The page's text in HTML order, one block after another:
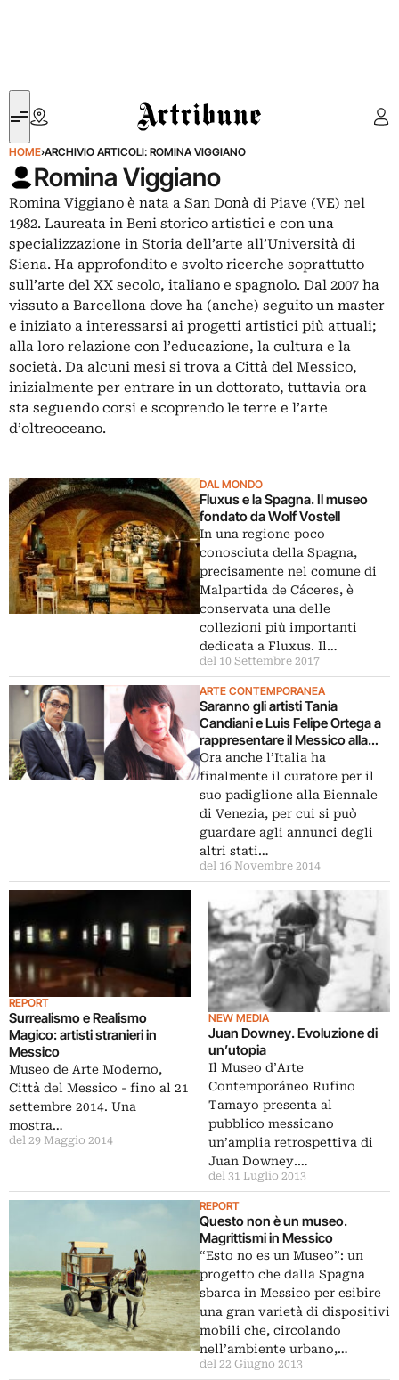
Artribune
HOME›ARCHIVIO ARTICOLI: ROMINA VIGGIANO
Romina Viggiano
Romina Viggiano è nata a San Donà di Piave (VE) nel
1982. Laureata in Beni storico artistici e con una
specializzazione in Storia dell’arte all’Università di
Siena. Ha approfondito e svolto ricerche soprattutto
sull’arte del XX secolo, italiano e spagnolo. Dal 2007 ha
vissuto a Barcellona dove ha (anche) seguito un master
e iniziato a interessarsi ai progetti artistici più attuali;
alla loro relazione con l’educazione, la cultura e la
società. Da alcuni mesi si trova a Città del Messico,
inizialmente per entrare in un dottorato, tuttavia ora
sta seguendo corsi e scoprendo le terre e l’arte
d’oltreoceano.
DAL MONDO
Fluxus e la Spagna. Il museo
fondato da Wolf Vostell
In una regione poco
conosciuta della Spagna,
precisamente nel comune di
Malpartida de Cáceres, è
conservata una delle
collezioni più importanti
dedicata a Fluxus. Il…
del 10 Settembre 2017
ARTE CONTEMPORANEA
Saranno gli artisti Tania
Candiani e Luis Felipe Ortega a
rappresentare il Messico alla
Biennale di Venezia 2015. Con
un progetto fra memoria e realtà
sociale
Ora anche l’Italia ha
finalmente il curatore per il
suo padiglione alla Biennale
di Venezia, per cui si può
guardare agli annunci degli
altri stati…
del 16 Novembre 2014
REPORT
Surrealismo e Realismo
Magico: artisti stranieri in
Messico
Museo de Arte Moderno,
Città del Messico - fino al 21
settembre 2014. Una
mostra…
del 29 Maggio 2014
NEW MEDIA
Juan Downey. Evoluzione di
un’utopia
Il Museo d’Arte
Contemporáneo Rufino
Tamayo presenta al
pubblico messicano
un’amplia retrospettiva di
Juan Downey.…
del 31 Luglio 2013
REPORT
Questo non è un museo.
Magrittismi in Messico
“Esto no es un Museo”: un
progetto che dalla Spagna
sbarca in Messico per esibire
una gran varietà di dispositivi
mobili che, circolando
nell’ambiente urbano,…
del 22 Giugno 2013